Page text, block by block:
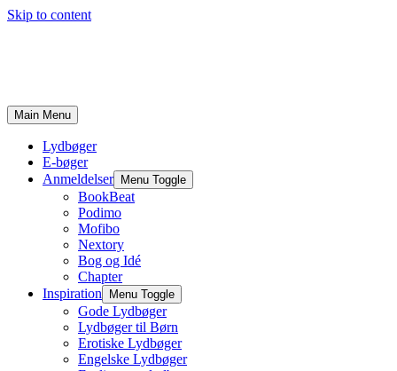
Skip to content
Main Menu
Lydbøger
E-bøger
Anmeldelser
Menu Toggle
BookBeat
Podimo
Mofibo
Nextory
Bog og Idé
Chapter
Inspiration
Menu Toggle
Gode Lydbøger
Lydbøger til Børn
Erotiske Lydbøger
Engelske Lydbøger